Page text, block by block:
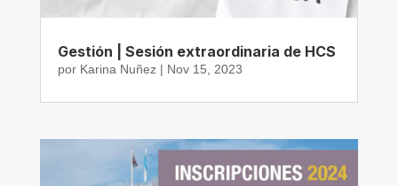
Gestión | Sesión extraordinaria de HCS
por Karina Nuñez| Nov 15, 2023